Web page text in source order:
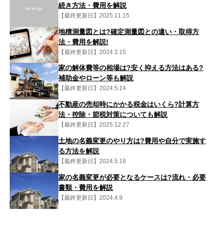
続き方法・費用を解説
【最終更新日】2025.11.15
地積測量図とは?確定測量図との違い・取得方
法・費用を解説!
【最終更新日】2024.3.15
家の解体費等の相場は?安く抑える方法はある?
補助金やローン等も解説
【最終更新日】2024.5.14
不動産の売却時にかかる税金はいくら?計算方
法・控除・節税対策についても解説
【最終更新日】2025.12.27
土地の名義変更のやり方は?費用や自分で実施す
る方法を解説
【最終更新日】2024.5.18
家の名義変更が必要となるケースは?流れ・必要
書類・費用を解説
【最終更新日】2024.4.9